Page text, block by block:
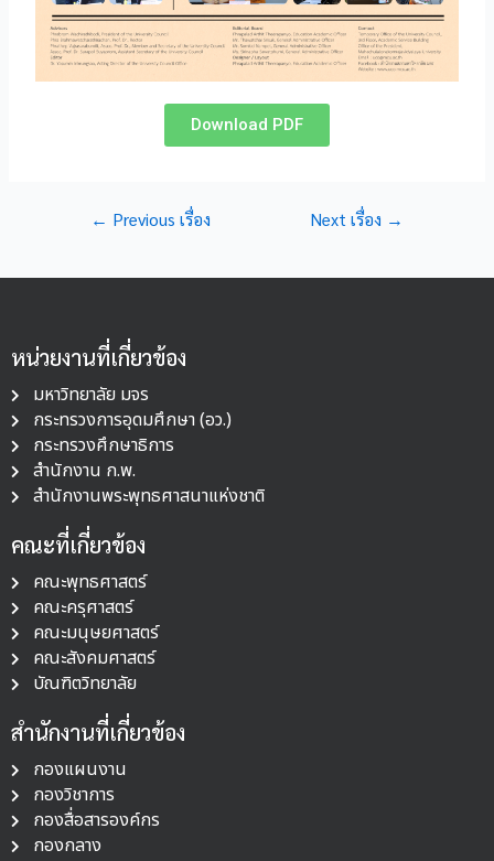
Download PDF
← Previous เรื่อง Next เรื่อง →
หน่วยงานที่เกี่ยวข้อง
มหาวิทยาลัย มจร
กระทรวงการอุดมศึกษา (อว.)
กระทรวงศึกษาธิการ
สำนักงาน ก.พ.
สำนักงานพระพุทธศาสนาแห่งชาติ
คณะที่เกี่ยวข้อง
คณะพุทธศาสตร์
คณะครุศาสตร์
คณะมนุษยศาสตร์
คณะสังคมศาสตร์
บัณฑิตวิทยาลัย
สำนักงานที่เกี่ยวข้อง
กองแผนงาน
กองวิชาการ
กองสื่อสารองค์กร
กองกลาง